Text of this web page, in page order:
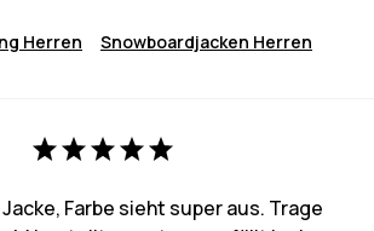
Herren Snowboardjacken Herren
Farbe sieht super aus. Trage